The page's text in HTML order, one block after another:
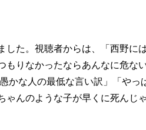
た。視聴者からは、「西野に
もりなかったならあんなに危な
な人の最低な言い訳」「やっ
ゃんのような子が早くに死んじ